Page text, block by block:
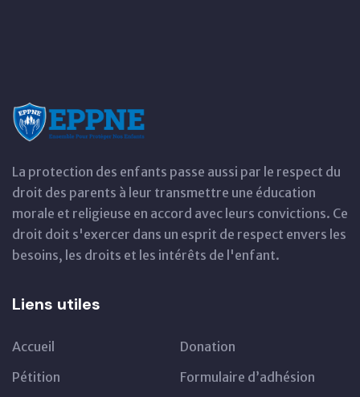
La protection des enfants passe aussi par le respect du
droit des parents à leur transmettre une éducation
morale et religieuse en accord avec leurs convictions. Ce
droit doit s'exercer dans un esprit de respect envers les
besoins, les droits et les intérêts de l'enfant.
Liens utiles
Accueil
Donation
Pétition
Formulaire d’adhésion